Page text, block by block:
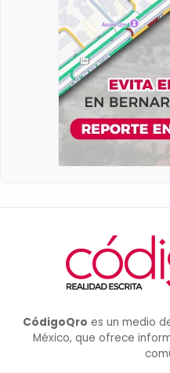
CódigoQro es un medio
México, que ofrece